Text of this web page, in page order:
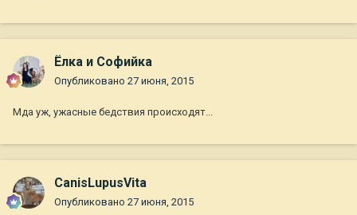
Ёлка и Софийка
Опубликовано 27 июня, 2015
Мда уж, ужасные бедствия происходят...
CanisLupusVita
Опубликовано 27 июня, 2015